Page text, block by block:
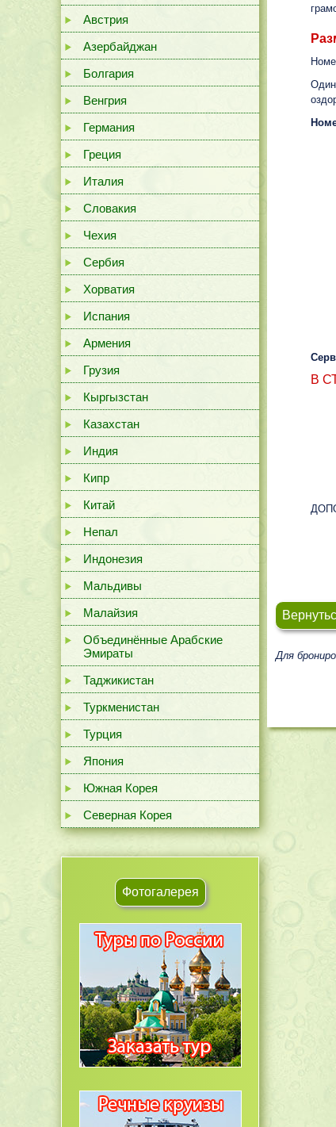
Австрия
Азербайджан
Болгария
Венгрия
Германия
Греция
Италия
Словакия
Чехия
Сербия
Хорватия
Испания
Армения
Грузия
Кыргызстан
Казахстан
Индия
Кипр
Китай
Непал
Индонезия
Мальдивы
Малайзия
Объединённые Арабские
Эмираты
Таджикистан
Туркменистан
Турция
Япония
Южная Корея
Северная Корея
Фотогалерея
Один
В
Для